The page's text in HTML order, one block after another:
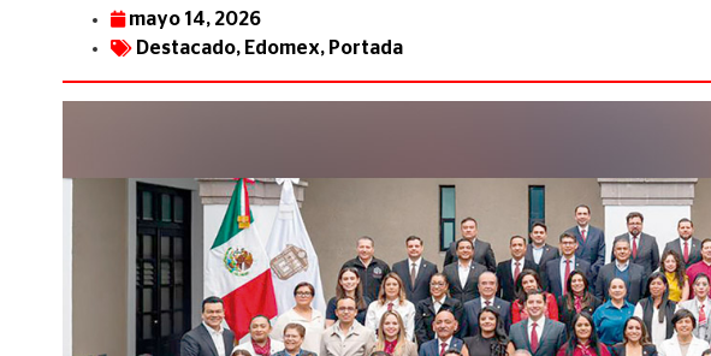
mayo 14, 2026
Destacado, Edomex, Portada